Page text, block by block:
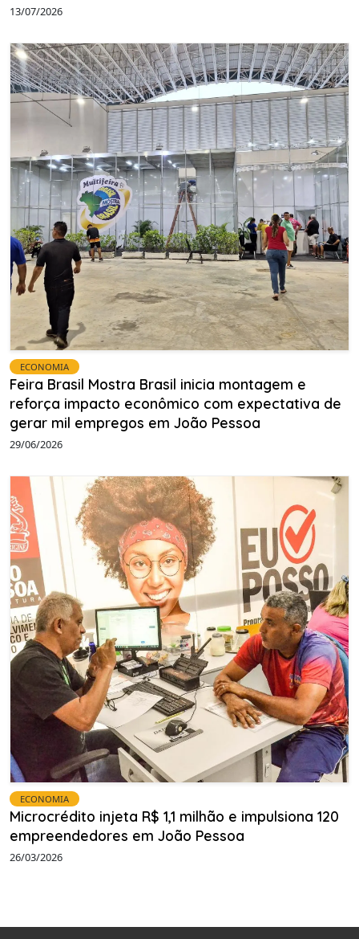
13/07/2026
ECONOMIA
Feira Brasil Mostra Brasil inicia montagem e
reforça impacto econômico com expectativa de
gerar mil empregos em João Pessoa
29/06/2026
ECONOMIA
Microcrédito injeta R$ 1,1 milhão e impulsiona 120
empreendedores em João Pessoa
26/03/2026